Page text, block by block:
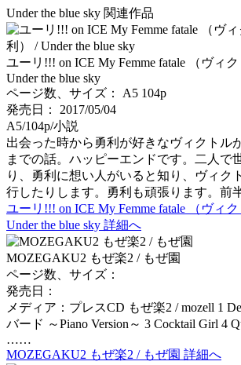
Under the blue sky 関連作品
ユーリ!!! on ICE My Femme fatale （ヴィ
Under the blue sky
ページ数、サイズ： A5 104p
発売日： 2017/05/04
A5/104p/小説
出会った時から勇利が好きなヴィクトル
までの話。ハッピーエンドです。二人で
り、勇利に想い人がいると知り、ヴィク
行したりします。勇利も頑張ります。
ユーリ!!! on ICE My Femme fatale （ヴィ
Under the blue sky 詳細へ
MOZEGAKU2 もぜ楽2 / もぜ園
ページ数、サイズ：
発売日：
メディア：プレスCD もぜ楽2 / mozell 1
バード ～Piano Version～ 3 Cocktail Girl 4
……
MOZEGAKU2 もぜ楽2 / もぜ園 詳細へ